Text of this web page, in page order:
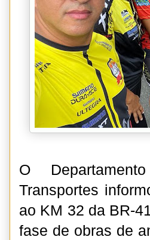
O
Transportes
ao KM 32 da BR-
fase de obras de